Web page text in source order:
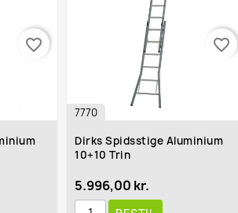
favorite_border
7770
Dirks Spidsstige Aluminium
10+10 Trin
5.996,00 kr.
favorite_border